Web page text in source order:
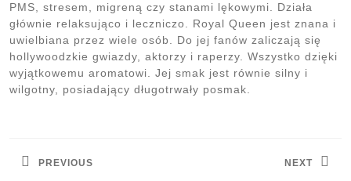
PMS, stresem, migreną czy stanami lękowymi. Działa
głównie relaksująco i leczniczo. Royal Queen jest znana i
uwielbiana przez wiele osób. Do jej fanów zaliczają się
hollywoodzkie gwiazdy, aktorzy i raperzy. Wszystko dzięki
wyjątkowemu aromatowi. Jej smak jest równie silny i
wilgotny, posiadający długotrwały posmak.
PREVIOUS NEXT